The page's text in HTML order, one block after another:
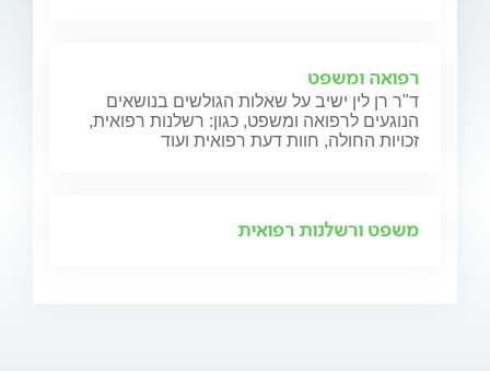
רפואה ומשפט
ד"ר רן לין ישיב על שאלות הגולשים בנושאים
הנוגעים לרפואה ומשפט, כגון: רשלנות רפואית,
זכויות החולה, חוות דעת רפואית ועוד
משפט ורשלנות רפואית